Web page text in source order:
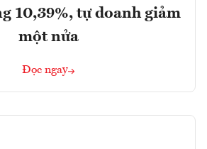
10,39%, tự doanh giảm
một nửa
Đọc ngay